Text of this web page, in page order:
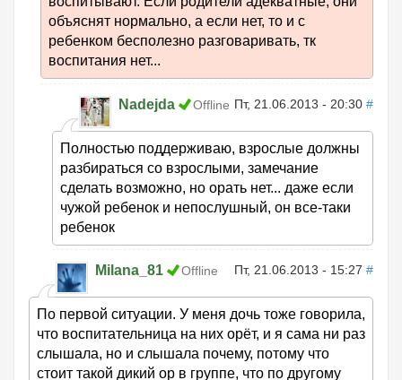
объяснят нормально, а если нет, то и с
ребенком бесполезно разговаривать, тк
воспитания нет...
Nadejda Offline Пт, 21.06.2013 - 20:30 #
Полностью поддерживаю, взрослые должны
разбираться со взрослыми, замечание
сделать возможно, но орать нет... даже если
чужой ребенок и непослушный, он все-таки
ребенок
Milana_81 Offline Пт, 21.06.2013 - 15:27 #
По первой ситуации. У меня дочь тоже говорила,
что воспитательница на них орёт, и я сама ни раз
слышала, но и слышала почему, потому что
стоит такой дикий ор в группе, что по другому